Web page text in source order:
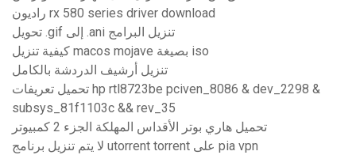
راديون rx 580 series driver download
تحويل .gif إلى .ani تنزيل البرامج
كيفية تنزيل macos mojave بصيغة iso
تنزيل أرشيف الدردشة بالكامل
تحميل تعريفات hp rtl8723be pciven_8086 & dev_2298 &
subsys_81f1103c && rev_35
تحميل هاري بوتر الأقداس المهلكة الجزء 2 كمبيوتر
لا يتم تنزيل برنامج utorrent torrent على pia vpn